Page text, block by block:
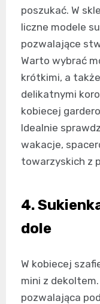
poszukać. W
liczne modele
pozwalające
Warto wybrać
krótkimi, a
delikatnymi
kobiecej
Idealnie
wakacje,
towarzyskich z
4.
dole
W kobiecej
mini z
pozwalająca